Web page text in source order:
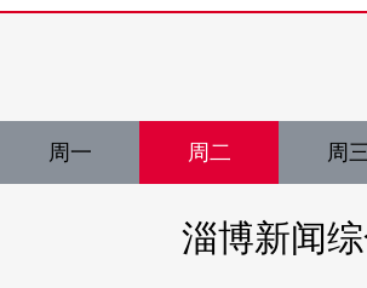
周一 周二 周
淄博新闻